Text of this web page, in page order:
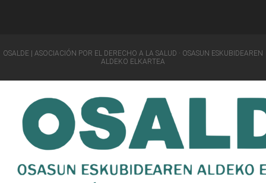
OSALDE | ASOCIACIÓN POR EL DERECHO A LA SALUD · OSASUN ESKUBIDEAREN
ALDEKO ELKARTEA